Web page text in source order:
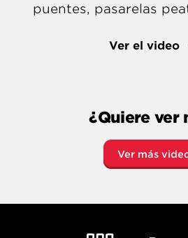
puentes, pasarelas
Ver el video
¿Quiere ver
Ver más